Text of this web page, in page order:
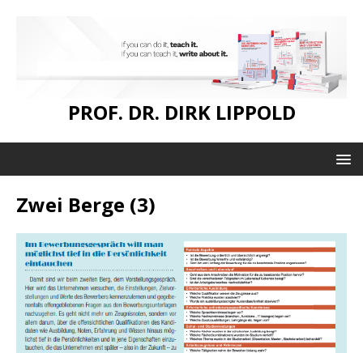
PROF. DR. DIRK LIPPOLD
Zwei Berge (3)